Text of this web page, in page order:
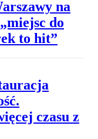
na
do
to hit”
czasu z